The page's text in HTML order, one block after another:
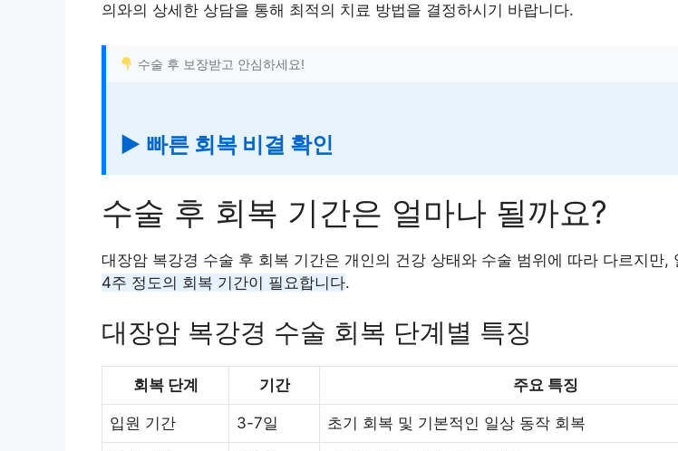
의와의 상세한 상담을 통해 최적의 치료 방법을 결정하시기 바랍니다.
수술 후 보장받고 안심하세요!
▶ 빠른 회복 비결 확인
수술 후 회복 기간은 얼마나 될까요?
대장암 복강경 수술 후 회복 기간은 개인의 건강 상태와 수술 범위에 따라 다르지만,
4주 정도의 회복 기간이 필요합니다.
대장암 복강경 수술 회복 단계별 특징
회복 단계 기간 주요 특징
입원 기간 3-7일 초기 회복 및 기본적인 일상 동작 회복